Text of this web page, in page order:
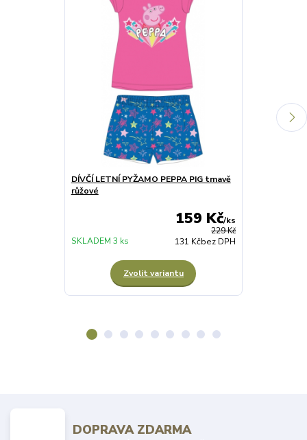
DÍVČÍ LETNÍ PYŽAMO PEPPA PIG tmavě
růžové
229 Kč
159 Kč/ks
131 Kčbez DPH
SKLADEM 3 ks
Zvolit variantu
DOPRAVA ZDARMA